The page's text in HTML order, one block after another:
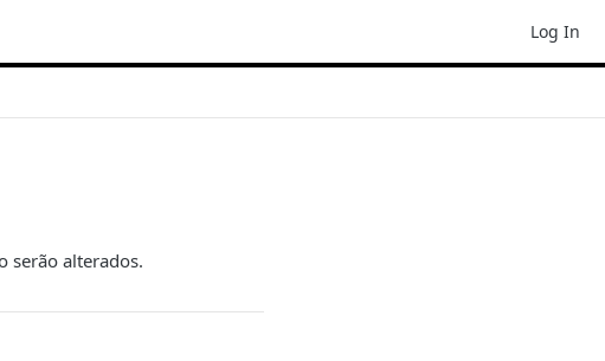
Log In
serão alterados.